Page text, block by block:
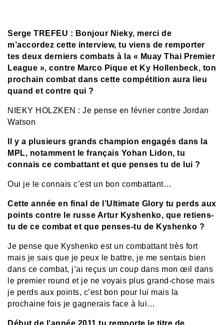
Serge TREFEU : Bonjour Nieky, merci de
m’accordez cette interview, tu viens de remporter
tes deux derniers combats à la « Muay Thai Premier
League », contre Marco Pique et Ky Hollenbeck, ton
prochain combat dans cette compétition aura lieu
quand et contre qui ?
NIEKY HOLZKEN : Je pense en février contre Jordan
Watson
Il y a plusieurs grands champion engagés dans la
MPL, notamment le français Yohan Lidon, tu
connais ce combattant et que penses tu de lui ?
Oui je le connais c’est un bon combattant…
Cette année en final de l’Ultimate Glory tu perds aux
points contre le russe Artur Kyshenko, que retiens-
tu de ce combat et que penses-tu de Kyshenko ?
Je pense que Kyshenko est un combattant très fort
mais je sais que je peux le battre, je me sentais bien
dans ce combat, j’ai reçus un coup dans mon œil dans
le premier round et je ne voyais plus grand-chose mais
je perds aux points, c’est bon pour lui mais la
prochaine fois je gagnerais face à lui…
Début de l’année 2011 tu remporte le titre de